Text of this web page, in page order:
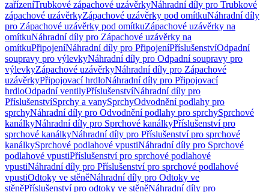
zařízeníTrubkové zápachové uzávěrkyNáhradní díly pro Trubkové
zápachové uzávěrkyZápachové uzávěrky pod omítkuNáhradní díly
pro Zápachové uzávěrky pod omítkuZápachové uzávěrky na
omítkuNáhradní díly pro Zápachové uzávěrky na
omítkuPřipojeníNáhradní díly pro PřipojeníPříslušenstvíOdpadní
soupravy pro výlevkyNáhradní díly pro Odpadní soupravy pro
výlevkyZápachové uzávěrkyNáhradní díly pro Zápachové
uzávěrkyPřipojovací hrdloNáhradní díly pro Připojovací
hrdloOdpadní ventilyPříslušenstvíNáhradní díly pro
PříslušenstvíSprchy a vanySprchyOdvodnění podlahy pro
sprchyNáhradní díly pro Odvodnění podlahy pro sprchySprchové
kanálkyNáhradní díly pro Sprchové kanálkyPříslušenství pro
sprchové kanálkyNáhradní díly pro Příslušenství pro sprchové
kanálkySprchové podlahové vpustiNáhradní díly pro Sprchové
podlahové vpustiPříslušenství pro sprchové podlahové
vpustiNáhradní díly pro Příslušenství pro sprchové podlahové
vpustiOdtoky ve stěněNáhradní díly pro Odtoky ve
stěněPříslušenství pro odtoky ve stěněNáhradní díly pro